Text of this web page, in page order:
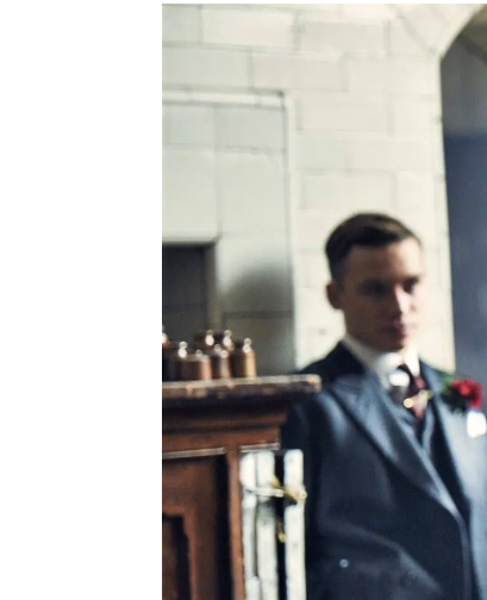
Miguel Toba
Madrid
Publicado: 23 de febrero de
Más información
El creador de 'Peaky
Blinders' asegura que
Los